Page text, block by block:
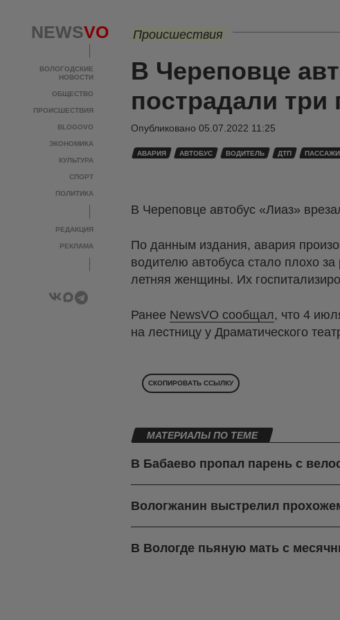
NEWSVO
ВОЛОГОДСКИЕ
НОВОСТИ
ОБЩЕСТВО
ПРОИСШЕСТВИЯ
BLOGOVO
ЭКОНОМИКА
КУЛЬТУРА
СПОРТ
ПОЛИТИКА
РЕДАКЦИЯ
РЕКЛАМА
Происшествия
В Череповце
пострадали три
Опубликовано 05.07.2022 11:25
АВАРИЯ АВТОБУС ВОДИТЕЛЬ ДТП
В Череповце автобус «Лиаз»
По данным издания, авария
водителю автобуса стало плохо
летняя женщины. Их
Ранее NewsVO сообщал, что 4
на лестницу у Драматического
СКОПИРОВАТЬ ССЫЛКУ
МАТЕРИАЛЫ ПО ТЕМЕ
В Бабаево пропал парень с
Вологжанин выстрелил
В Вологде пьяную мать с